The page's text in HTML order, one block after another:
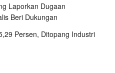
Laporkan Dugaan
Beri Dukungan
Persen, Ditopang Industri